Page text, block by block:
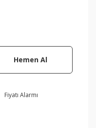
Hemen Al
Fiyatı Alarmı